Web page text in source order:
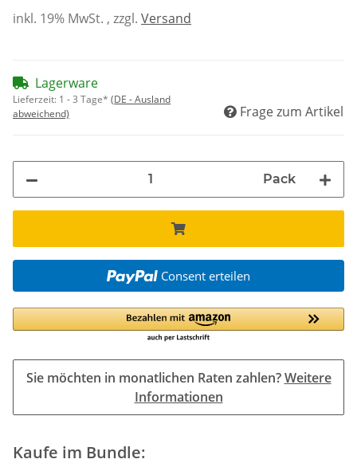
inkl. 19% MwSt. , zzgl. Versand
Lagerware
Lieferzeit: 1 - 3 Tage* (DE - Ausland
abweichend)
Frage zum Artikel
Pack
Consent erteilen
Sie möchten in monatlichen Raten zahlen?Weitere
Informationen
Kaufe im Bundle: